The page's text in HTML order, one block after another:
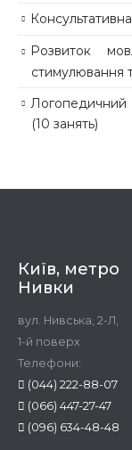
Розвиток
стимулювання
(10 занять)
Київ, метро
Нивки
вул. Нивська, 2-Л,
1-й поверх
Телефони:
(044) 222-88-07
(066) 447-27-47
(096) 634-48-48